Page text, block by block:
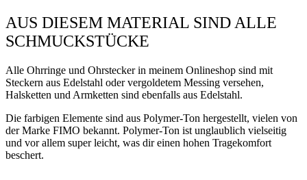
AUS DIESEM MATERIAL SIND ALLE
SCHMUCKSTÜCKE
Alle Ohrringe und Ohrstecker in meinem Onlineshop sind mit
Steckern aus Edelstahl oder vergoldetem Messing versehen,
Halsketten und Armketten sind ebenfalls aus Edelstahl.
Die farbigen Elemente sind aus Polymer-Ton hergestellt, vielen von
der Marke FIMO bekannt. Polymer-Ton ist unglaublich vielseitig
und vor allem super leicht, was dir einen hohen Tragekomfort
beschert.